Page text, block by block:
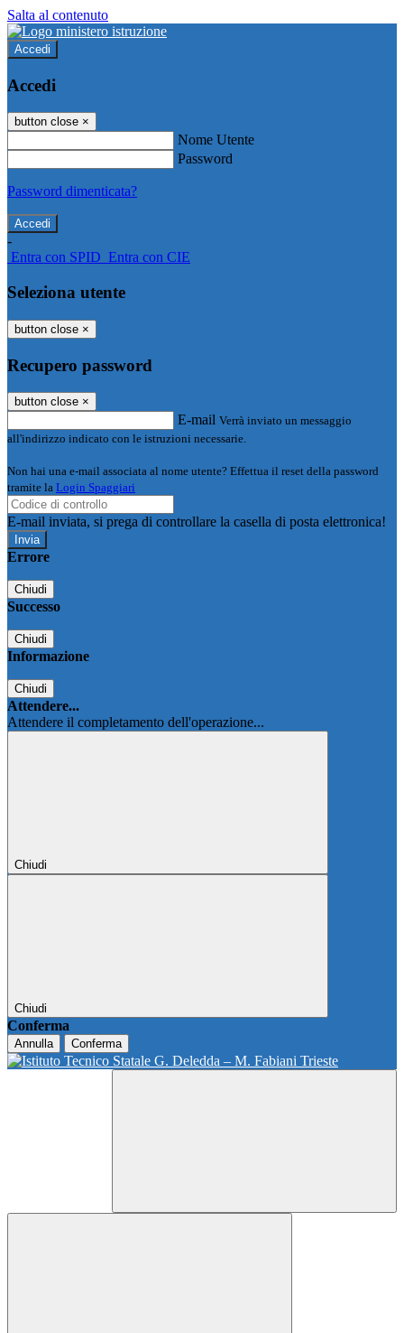
Salta al contenuto
Accedi
Accedi
button close ×
Nome Utente
Password
Password dimenticata?
-
Entra con SPID Entra con CIE
Seleziona utente
button close ×
Recupero password
button close ×
E-mail Verrà inviato un messaggio
all'indirizzo indicato con le istruzioni necessarie.
Non hai una e-mail associata al nome utente? Effettua il reset della password
tramite la Login Spaggiari
E-mail inviata, si prega di controllare la casella di posta elettronica!
Errore
Chiudi
Successo
Chiudi
Informazione
Chiudi
Attendere...
Attendere il completamento dell'operazione...
Chiudi
Chiudi
Conferma
Annulla Conferma